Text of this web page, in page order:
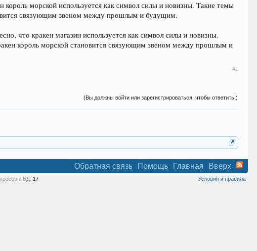
морской используется как символ силы и новизны. Такие темы
связующим звеном между прошлым и будущим.
что кракен магазин используется как символ силы и новизны.
король морской становится связующим звеном между прошлым и
#1
(Вы должны войти или зарегистрироваться, чтобы ответить.)
Обратная связь Помощь Главная Вверх
Условия и правила
к БД: 17